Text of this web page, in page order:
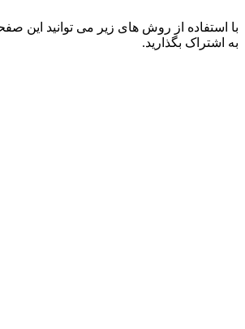
با استفاده از روش های زیر می توانید این
به اشتراک بگذارید.